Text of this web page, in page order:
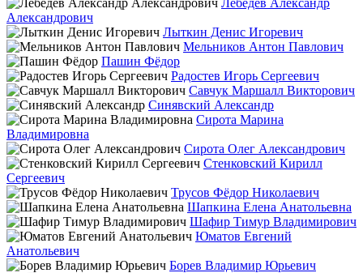
Александрович
Лыткин Денис Игоревич
Мельников Антон Павлович
Пашин Фёдор
Радостев Игорь Сергеевич
Савчук Маршалл Викторович
Синявский Александр
Сирота Марина
Владимировна
Сирота Олег Александрович
Стенковский Кирилл
Сергеевич
Трусов Фёдор Николаевич
Шапкина Елена Анатольевна
Шафир Тимур Владимирович
Юматов Евгений
Анатольевич
Борев Владимир Юрьевич